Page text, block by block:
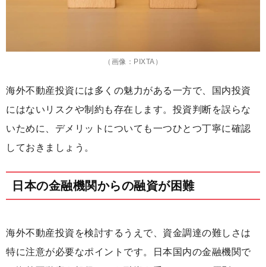
（画像：PIXTA）
海外不動産投資には多くの魅力がある一方で、国内投資
にはないリスクや制約も存在します。投資判断を誤らな
いために、デメリットについても一つひとつ丁寧に確認
しておきましょう。
日本の金融機関からの融資が困難
海外不動産投資を検討するうえで、資金調達の難しさは
特に注意が必要なポイントです。日本国内の金融機関で